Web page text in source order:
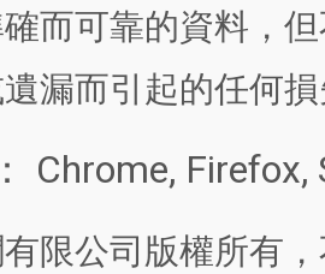
而可靠的資料，
漏而引起的任何
Chrome, Firefox,
限公司版權所有